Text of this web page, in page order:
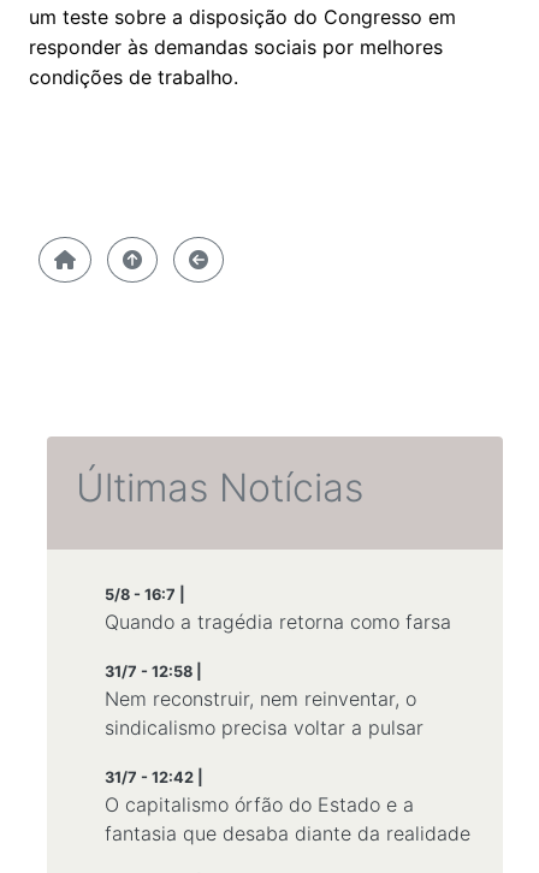
um teste sobre a disposição do Congresso em
responder às demandas sociais por melhores
condições de trabalho.
Últimas Notícias
5/8 - 16:7 |
Quando a tragédia retorna como farsa
31/7 - 12:58 |
Nem reconstruir, nem reinventar, o
sindicalismo precisa voltar a pulsar
31/7 - 12:42 |
O capitalismo órfão do Estado e a
fantasia que desaba diante da realidade